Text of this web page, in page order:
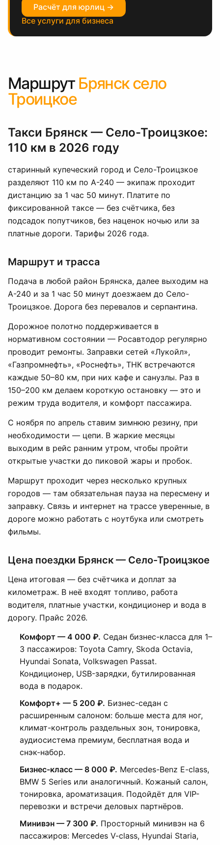
Расчёт для юрлиц →
Все услуги для бизнеса
Маршрут Брянск село
Троицкое
Такси Брянск — Село-Троицзкое:
110 км в 2026 году
старинный купеческий город и Село-Троицзкое
разделяют 110 км по А-240 — экипаж проходит
дистанцию за 1 час 50 минут. Платите по
фиксированной таксе — без счётчика, без
подсадок попутчиков, без наценок ночью или за
платные дороги. Тарифы 2026 года.
Маршрут и трасса
Подача в любой район Брянска, далее выходим на
А-240 и за 1 час 50 минут доезжаем до Село-
Троицзкое. Дорога без перевалов и серпантина.
Дорожное полотно поддерживается в
нормативном состоянии — Росавтодор регулярно
проводит ремонты. Заправки сетей «Лукойл»,
«Газпромнефть», «Роснефть», ТНК встречаются
каждые 50–80 км, при них кафе и санузлы. Раз в
150–200 км делаем короткую остановку — это и
режим труда водителя, и комфорт пассажира.
С ноября по апрель ставим зимнюю резину, при
необходимости — цепи. В жаркие месяцы
выходим в рейс ранним утром, чтобы пройти
открытые участки до пиковой жары и пробок.
Маршрут проходит через несколько крупных
городов — там обязательная пауза на пересмену и
заправку. Связь и интернет на трассе уверенные, в
дороге можно работать с ноутбука или смотреть
фильмы.
Цена поездки Брянск — Село-Троицзкое
Цена итоговая — без счётчика и доплат за
километраж. В неё входят топливо, работа
водителя, платные участки, кондиционер и вода в
дорогу. Прайс 2026.
Комфорт — 4 000 ₽. Седан бизнес-класса для 1–
3 пассажиров: Toyota Camry, Skoda Octavia,
Hyundai Sonata, Volkswagen Passat.
Кондиционер, USB-зарядки, бутилированная
вода в подарок.
Комфорт+ — 5 200 ₽. Бизнес-седан с
расширенным салоном: больше места для ног,
климат-контроль раздельных зон, тонировка,
аудиосистема премиум, бесплатная вода и
снэк-набор.
Бизнес-класс — 8 000 ₽. Mercedes-Benz E-class,
BMW 5 Series или аналогичный. Кожаный салон,
тонировка, ароматизация. Подойдёт для VIP-
перевозки и встречи деловых партнёров.
Минивэн — 7 300 ₽. Просторный минивэн на 6
пассажиров: Mercedes V-class, Hyundai Staria,